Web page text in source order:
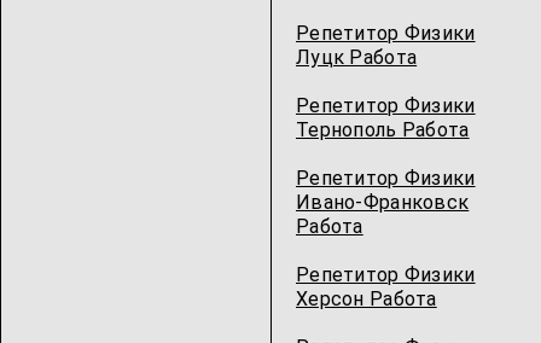
Репетитор Физики
Луцк Работа
Репетитор Физики
Тернополь Работа
Репетитор Физики
Ивано-Франковск
Работа
Репетитор Физики
Херсон Работа